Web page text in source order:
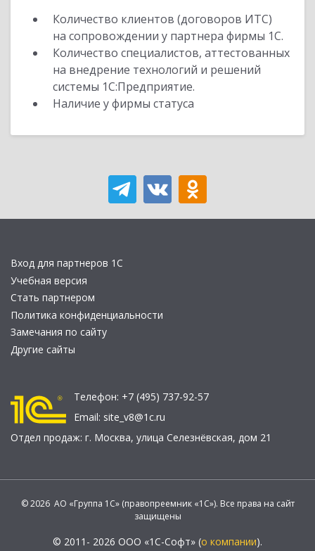
Количество клиентов (договоров ИТС)
на сопровождении у партнера фирмы 1С.
Количество специалистов, аттестованных
на внедрение технологий и решений
системы 1С:Предприятие.
Наличие у фирмы статуса
Вход для партнеров 1С
Учебная версия
Стать партнером
Политика конфиденциальности
Замечания по сайту
Другие сайты
Телефон: +7 (495) 737-92-57
Email: site_v8@1c.ru
Отдел продаж: г. Москва, улица Селезнёвская, дом 21
© 2026 АО «Группа 1С» (правопреемник «1С»). Все права на сайт
защищены
© 2011- 2026 ООО «1С-Софт» (о компании).